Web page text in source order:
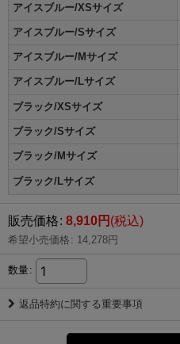
アイスブルー/XSサイズ
アイスブルー/Sサイズ
アイスブルー/Mサイズ
アイスブルー/Lサイズ
ブラック/XSサイズ
ブラック/Sサイズ
ブラック/Mサイズ
ブラック/Lサイズ
販売価格: 8,910円 (税込)
希望小売価格 : 14,278円
数量:
返品特約に関する重要事項